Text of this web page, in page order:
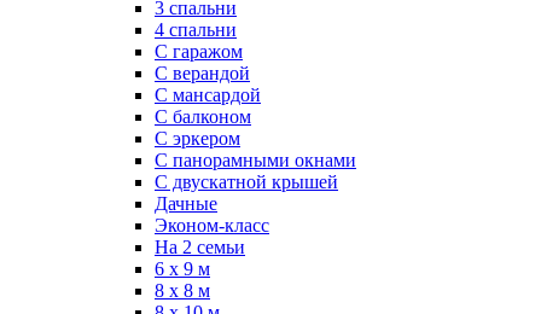
3 спальни
4 спальни
С гаражом
С верандой
С мансардой
С балконом
C эркером
С панорамными окнами
С двускатной крышей
Дачные
Эконом-класс
На 2 семьи
6 x 9 м
8 x 8 м